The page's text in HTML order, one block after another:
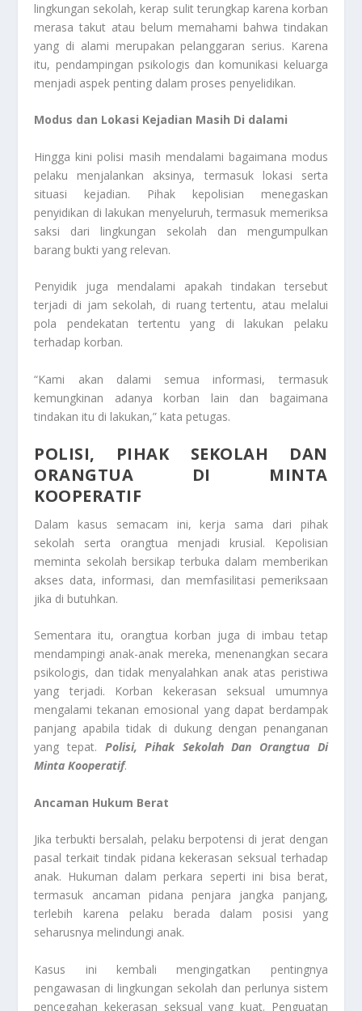
lingkungan sekolah, kerap sulit terungkap karena korban
merasa takut atau belum memahami bahwa tindakan
yang di alami merupakan pelanggaran serius. Karena
itu, pendampingan psikologis dan komunikasi keluarga
menjadi aspek penting dalam proses penyelidikan.
Modus dan Lokasi Kejadian Masih Di dalami
Hingga kini polisi masih mendalami bagaimana modus
pelaku menjalankan aksinya, termasuk lokasi serta
situasi kejadian. Pihak kepolisian menegaskan
penyidikan di lakukan menyeluruh, termasuk memeriksa
saksi dari lingkungan sekolah dan mengumpulkan
barang bukti yang relevan.
Penyidik juga mendalami apakah tindakan tersebut
terjadi di jam sekolah, di ruang tertentu, atau melalui
pola pendekatan tertentu yang di lakukan pelaku
terhadap korban.
“Kami akan dalami semua informasi, termasuk
kemungkinan adanya korban lain dan bagaimana
tindakan itu di lakukan,” kata petugas.
POLISI, PIHAK SEKOLAH DAN
ORANGTUA DI MINTA
KOOPERATIF
Dalam kasus semacam ini, kerja sama dari pihak
sekolah serta orangtua menjadi krusial. Kepolisian
meminta sekolah bersikap terbuka dalam memberikan
akses data, informasi, dan memfasilitasi pemeriksaan
jika di butuhkan.
Sementara itu, orangtua korban juga di imbau tetap
mendampingi anak-anak mereka, menenangkan secara
psikologis, dan tidak menyalahkan anak atas peristiwa
yang terjadi. Korban kekerasan seksual umumnya
mengalami tekanan emosional yang dapat berdampak
panjang apabila tidak di dukung dengan penanganan
yang tepat. Polisi, Pihak Sekolah Dan Orangtua Di
Minta Kooperatif.
Ancaman Hukum Berat
Jika terbukti bersalah, pelaku berpotensi di jerat dengan
pasal terkait tindak pidana kekerasan seksual terhadap
anak. Hukuman dalam perkara seperti ini bisa berat,
termasuk ancaman pidana penjara jangka panjang,
terlebih karena pelaku berada dalam posisi yang
seharusnya melindungi anak.
Kasus ini kembali mengingatkan pentingnya
pengawasan di lingkungan sekolah dan perlunya sistem
pencegahan kekerasan seksual yang kuat. Penguatan